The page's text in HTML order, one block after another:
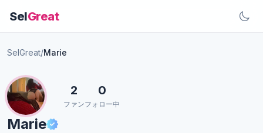
SelGreat
SelGreat/Marie
Marie
2
ファン
0
フォロー中